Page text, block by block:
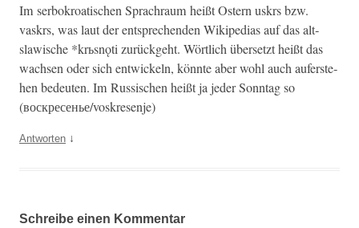
Im ser­bokroat­is­chen Sprachraum heißt Ostern uskrs bzw.
vaskrs, was laut der entsprechen­den Wikipedias auf das alt­
slaw­is­che *krьs­nǫti zurück­ge­ht. Wörtlich über­set­zt heißt das
wach­sen oder sich entwick­eln, kön­nte aber wohl auch aufer­ste­
hen bedeuten. Im Rus­sis­chen heißt ja jed­er Son­ntag so
(воскресенье/voskresenje)
Antworten ↓
Schreibe einen Kommentar